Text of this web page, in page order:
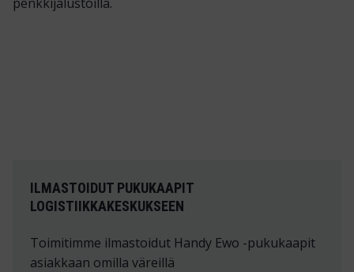
ILMASTOIDUT PUKUKAAPIT
LOGISTIIKKAKESKUKSEEN
Toimitimme ilmastoidut Handy Ewo -pukukaapit
asiakkaan omilla väreillä